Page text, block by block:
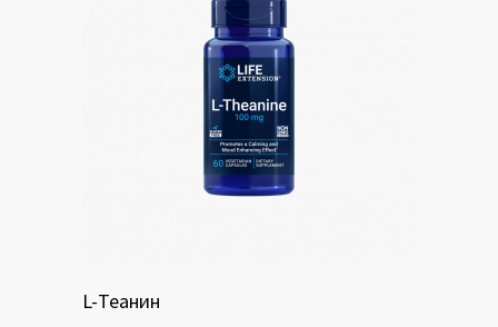
L-Теанин